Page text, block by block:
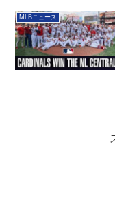
MLBニュース